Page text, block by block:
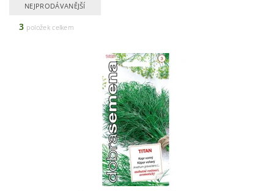
NEJPRODÁVANĚJŠÍ
3 položek celkem